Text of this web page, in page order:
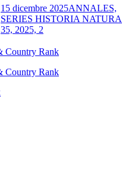
15 dicembre 2025ANNALES,
SERIES HISTORIA
35, 2025, 2